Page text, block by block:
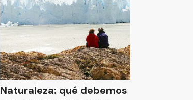
Naturaleza: qué debemos